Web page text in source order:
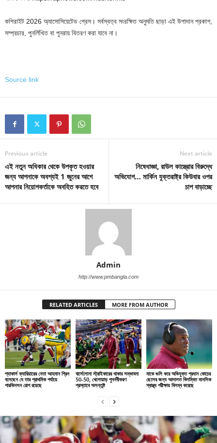
কপিরাইট 2026 অ্যাসোসিয়েটেড প্রেস। সর্বস্বত্ব সংরক্ষিত অনুমতি ছাড়া এই উপাদান প্রকাশ,
সম্প্রচার, পুনর্লিখিত বা পুনরায় বিতরণ করা যাবে না।
Source link
Previous article
এই নতুন অধিকার থেকে উপকৃত হওয়ার
জন্য আপনাকে অবশ্যই 1 জুনের আগে
আপনার নিয়োগকর্তাকে অবহিত করতে হবে
Next article
নিষেধাজ্ঞা, রাউল কাস্ত্রোর বিরুদ্ধে
অভিযোগ… মার্কিন যুক্তরাষ্ট্র কিউবার ওপর
চাপ বাড়াচ্ছে
Admin
http://www.pmbangla.com
RELATED ARTICLES MORE FROM AUTHOR
প্যাকার্স ক্যারিয়ারের নেতা আহমান গ্রিন
বলেছেন যে তার প্রাথমিক পর্যায়ে
পারকিনসন রোগ রয়েছে
বার্সেলোনা স্ট্রাইকারের থাকার সম্ভাবনা
50-50, খেলোয়াড় পুনর্নবীকরণ
প্রস্তাবে অসন্তুষ্ট
মাকে গুলি করে অভিযুক্ত প্রধান কোচের
ছেলের জন্য আদালত বিলম্বিত মানসিক
স্বাস্থ্য পরীক্ষায় বিলম্ব করেছে